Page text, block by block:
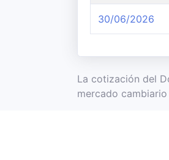
30/06/2026
La cotización del
mercado